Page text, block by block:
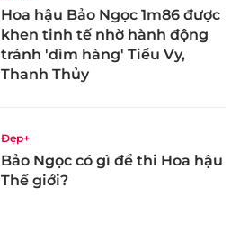
Hoa hậu Bảo Ngọc 1m86 được
khen tinh tế nhờ hành động
tránh 'dìm hàng' Tiểu Vy,
Thanh Thủy
Đẹp+
Bảo Ngọc có gì để thi Hoa hậu
Thế giới?